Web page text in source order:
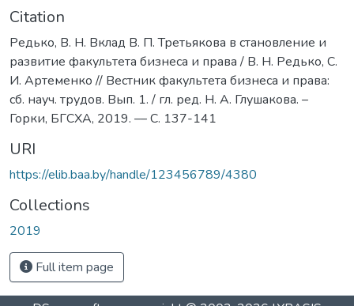
Citation
Редько, В. Н. Вклад В. П. Третьякова в становление и
развитие факультета бизнеса и права / В. Н. Редько, С.
И. Артеменко // Вестник факультета бизнеса и права:
сб. науч. трудов. Вып. 1. / гл. ред. Н. А. Глушакова. –
Горки, БГСХА, 2019. –– С. 137-141
URI
https://elib.baa.by/handle/123456789/4380
Collections
2019
Full item page